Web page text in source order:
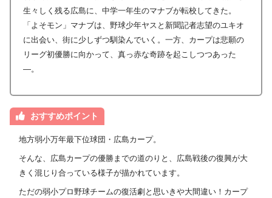
生々しく残る広島に、中学一年生のマナブが転校してきた。
「よそモン」マナブは、野球少年ヤスと新聞記者志望のユキオ
に出会い、街に少しずつ馴染んでいく。一方、カープは悲願の
リーグ初優勝に向かって、真っ赤な奇跡を起こしつつあった
―。
おすすめポイント
地方弱小万年最下位球団・広島カープ。
そんな、広島カープの優勝までの道のりと、広島戦後の復興が大
きく混じり合っている様子が描かれています。
ただの弱小プロ野球チームの復活劇と思いきや大間違い！カープ